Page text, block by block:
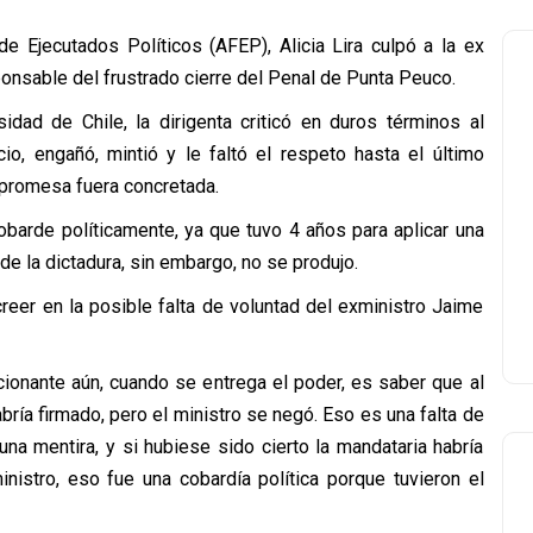
Ejecutados Políticos (AFEP), Alicia Lira culpó a la ex
del frustrado cierre del Penal de Punta Peuco.
de Chile, la dirigenta criticó en duros términos al
engañó, mintió y le faltó el respeto hasta el último
fuera concretada.
políticamente, ya que tuvo 4 años para aplicar una
la dictadura, sin embargo, no se produjo.
en la posible falta de voluntad del exministro Jaime
aún, cuando se entrega el poder, es saber que al
firmado, pero el ministro se negó. Eso es una falta de
mentira, y si hubiese sido cierto la mandataria habría
eso fue una cobardía política porque tuvieron el